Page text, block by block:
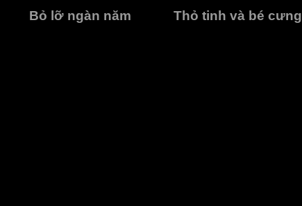
Bỏ lỡ ngàn năm Thỏ tinh và bé cưng